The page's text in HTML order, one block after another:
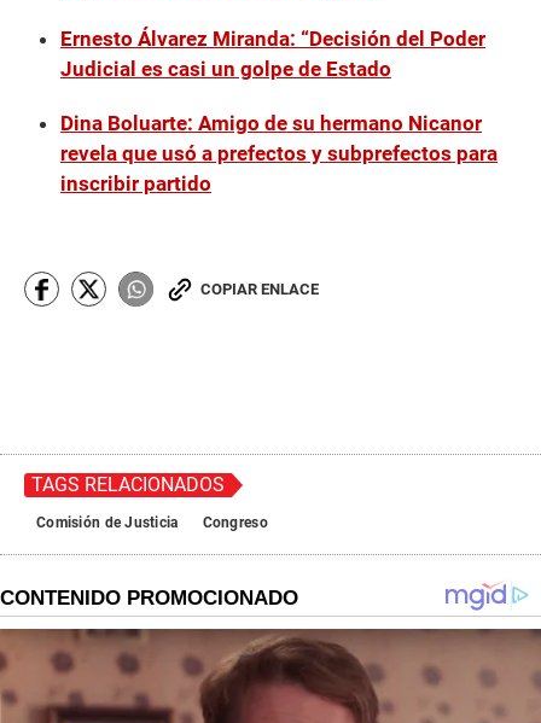
Ernesto Álvarez Miranda: “Decisión del Poder
Judicial es casi un golpe de Estado
Dina Boluarte: Amigo de su hermano Nicanor
revela que usó a prefectos y subprefectos para
inscribir partido
COPIAR ENLACE
TAGS RELACIONADOS
Comisión de Justicia Congreso